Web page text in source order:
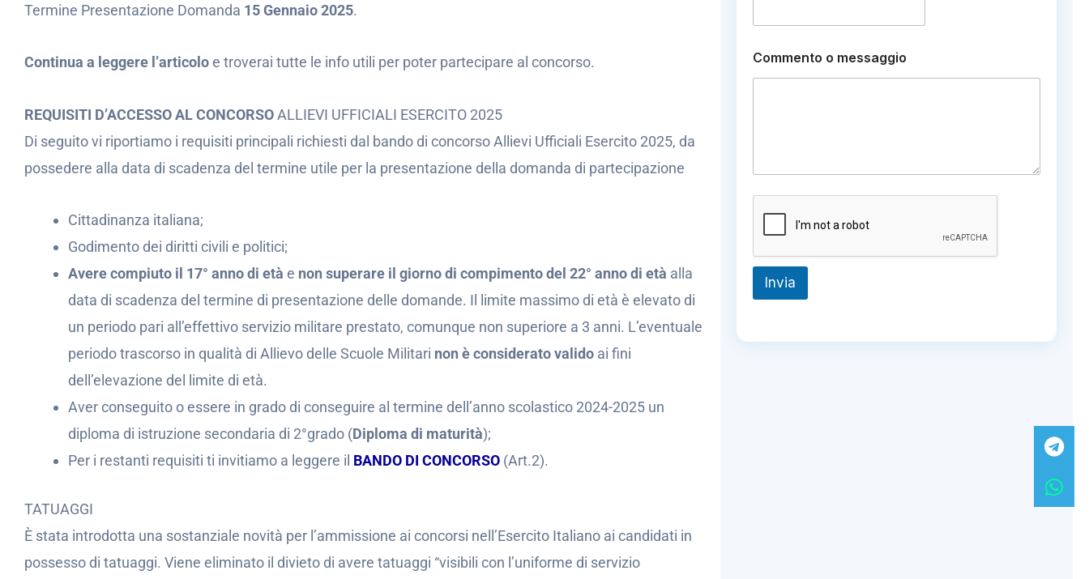
Termine Presentazione Domanda 15 Gennaio 2025.
Continua a leggere l’articoloe troverai tutte le info utili per poter partecipare al concorso.
REQUISITI D’ACCESSO AL CONCORSOALLIEVI UFFICIALI ESERCITO 2025
Di seguito vi riportiamo i requisiti principali richiesti dal bando di concorso Allievi Ufficiali Esercito 2025, da
possedere alla data di scadenza del termine utile per la presentazione della domanda di partecipazione
Cittadinanza italiana;
Godimento dei diritti civili e politici;
Avere compiuto il 17° anno di età e non superare il giorno di compimento del 22° anno di età alla
data di scadenza del termine di presentazione delle domande. Il limite massimo di età è elevato di
un periodo pari all’effettivo servizio militare prestato, comunque non superiore a 3 anni. L’eventuale
periodo trascorso in qualità di Allievo delle Scuole Militari non è considerato valido ai fini
dell’elevazione del limite di età.
Aver conseguito o essere in grado di conseguire al termine dell’anno scolastico 2024-2025 un
diploma di istruzione secondaria di 2°grado (Diploma di maturità);
Per i restanti requisiti ti invitiamo a leggere il BANDO DI CONCORSO (Art.2).
TATUAGGI
È stata introdotta una sostanziale novità per l’ammissione ai concorsi nell’Esercito Italiano ai candidati in
possesso di tatuaggi. Viene eliminato il divieto di avere tatuaggi “visibili con l’uniforme di servizio
o
m
a
Commento o messaggio
Invia